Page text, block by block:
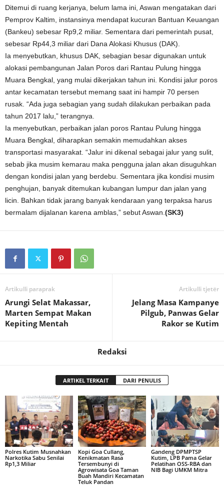
Ditemui di ruang kerjanya, belum lama ini, Aswan mengatakan dari
Pemprov Kaltim, instansinya mendapat kucuran Bantuan Keuangan
(Bankeu) sebesar Rp9,2 miliar. Sementara dari pemerintah pusat,
sebesar Rp44,3 miliar dari Dana Alokasi Khusus (DAK).
Ia menyebutkan, khusus DAK, sebagian besar digunakan untuk
alokasi pembangunan Jalan Poros dari Rantau Pulung hingga
Muara Bengkal, yang mulai dikerjakan tahun ini. Kondisi jalur poros
antar kecamatan tersebut memang saat ini hampir 70 persen
rusak. “Ada juga sebagian yang sudah dilakukan perbaikan pada
tahun 2017 lalu,” terangnya.
Ia menyebutkan, perbaikan jalan poros Rantau Pulung hingga
Muara Bengkal, diharapkan semakin memudahkan akses
transportasi masyarakat. “Jalur ini dikenal sebagai jalur yang sulit,
sebab jika musim kemarau maka pengguna jalan akan disuguhkan
dengan kondisi jalan yang berdebu. Sementara jika kondisi musim
penghujan, banyak ditemukan kubangan lumpur dan jalan yang
licin. Bahkan tidak jarang banyak kendaraan yang terpaksa harus
bermalam dijalanan karena amblas,” sebut Aswan. (SK3)
Artikulli paraprak
Arungi Selat Makassar,
Marten Sempat Makan
Kepiting Mentah
Artikulli tjetër
Jelang Masa Kampanye
Pilgub, Panwas Gelar
Rakor se Kutim
Redaksi
ARTIKEL TERKAIT DARI PENULIS
Polres Kutim Musnahkan
Narkotika Sabu Senilai
Rp1,3 Miliar
Kopi Goa Cullang,
Kenikmatan Rasa
Tersembunyi di
Agrowisata Goa Taman
Buah Mandiri Kecamatan
Teluk Pandan
Gandeng DPMPTSP
Kutim, LPB Pama Gelar
Pelatihan OSS-RBA dan
NIB Bagi UMKM Mitra